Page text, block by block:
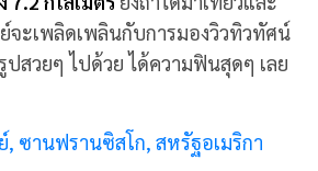
งด้วยตะเกียงทองเหลืองหนัก
งนี้ ช่วยให้ผ่อนคลายจิตใจ มีกลิ่น
นในช่วงฤดูใบไม้ผลิซึ่งต้นซากุระนับ
มกันสวยงาม ที่กลางสวนมีเรือน
รจัดพิธีชงชาตามประเพณี มาให้นัก